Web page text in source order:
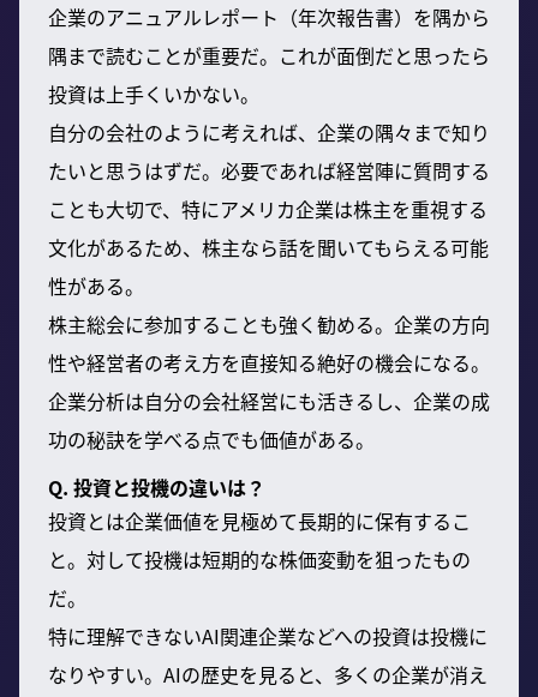
企業のアニュアルレポート（年次報告書）を隅から
隅まで読むことが重要だ。これが面倒だと思ったら
投資は上手くいかない。
自分の会社のように考えれば、企業の隅々まで知り
たいと思うはずだ。必要であれば経営陣に質問する
ことも大切で、特にアメリカ企業は株主を重視する
文化があるため、株主なら話を聞いてもらえる可能
性がある。
株主総会に参加することも強く勧める。企業の方向
性や経営者の考え方を直接知る絶好の機会になる。
企業分析は自分の会社経営にも活きるし、企業の成
功の秘訣を学べる点でも価値がある。
Q. 投資と投機の違いは？
投資とは企業価値を見極めて長期的に保有するこ
と。対して投機は短期的な株価変動を狙ったもの
だ。
特に理解できないAI関連企業などへの投資は投機に
なりやすい。AIの歴史を見ると、多くの企業が消え